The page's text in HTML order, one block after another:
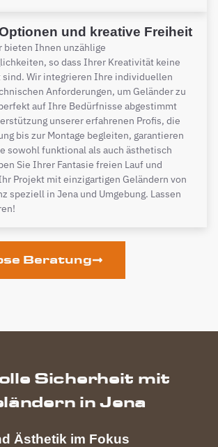
und kreative Freiheit
bieten Ihnen unzählige
so dass Ihrer Kreativität keine
sind. Wir integrieren Ihre individuellen
Anforderungen, um Geländer zu
auf Ihre Bedürfnisse abgestimmt
unserer erfahrenen Profis, die
bis zur Montage begleiten, garantieren
sowohl funktional als auch ästhetisch
Sie Ihrer Fantasie freien Lauf und
Projekt mit einzigartigen Geländern von
speziell in Jena und Umgebung. Lassen
Beratung
Sicherheit mit
in Jena
Ästhetik im Fokus